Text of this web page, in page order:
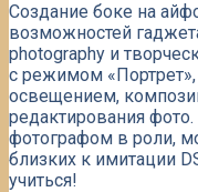
Создание боке на
возможностей
photography и
с режимом
освещением,
редактирования
фотографом в роли,
близких к имитации
учиться!